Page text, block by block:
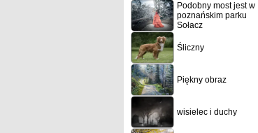
Podobny most jest w
poznańskim parku
Sołacz
Śliczny
Piękny obraz
wisielec i duchy